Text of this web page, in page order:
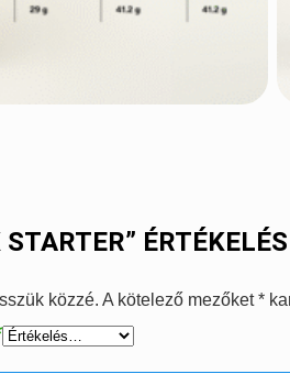
közzé. A kötelező mezőket*